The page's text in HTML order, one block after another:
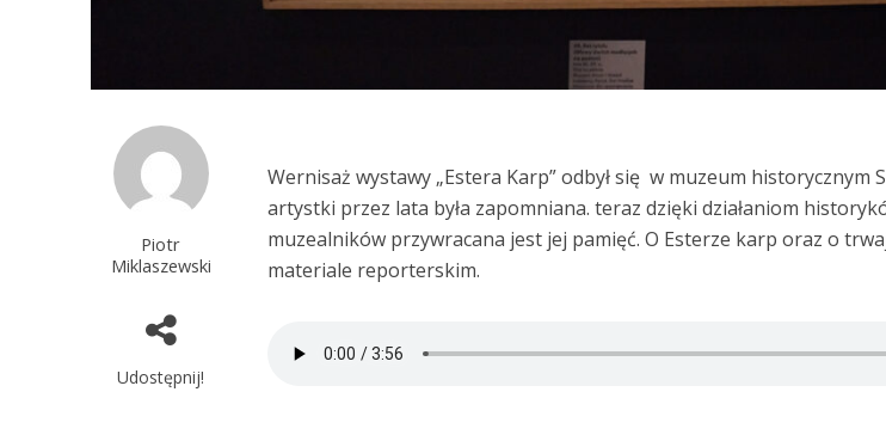
Piotr
Miklaszewski
Udostępnij!
Wernisaż wystawy „Estera Karp” odbył się w muzeum historycznym
artystki przez lata była zapomniana. teraz dzięki działaniom
muzealników przywracana jest jej pamięć. O Esterze karp oraz o
materiale reporterskim.